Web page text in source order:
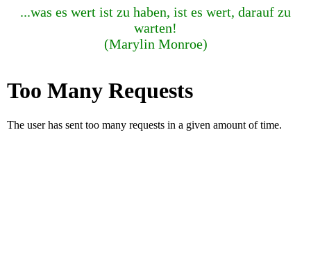
...was es wert ist zu haben, ist es wert, darauf zu
warten!
(Marylin Monroe)